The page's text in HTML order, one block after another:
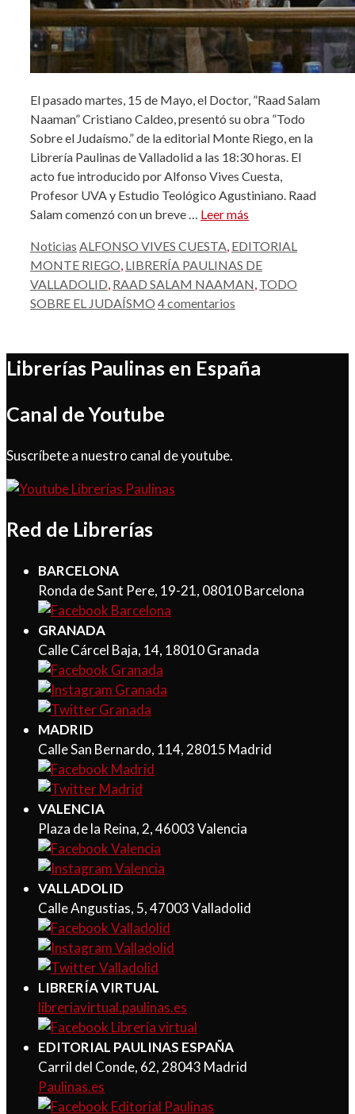
El pasado martes, 15 de Mayo, el Doctor, ”Raad Salam
Naaman” Cristiano Caldeo, presentó su obra ”Todo
Sobre el Judaísmo.” de la editorial Monte Riego, en la
Librería Paulinas de Valladolid a las 18:30 horas. El
acto fue introducido por Alfonso Vives Cuesta,
Profesor UVA y Estudio Teológico Agustiniano. Raad
Salam comenzó con un breve … Leer más
Categorías
Noticias Etiquetas
ALFONSO VIVES CUESTA, EDITORIAL
MONTE RIEGO, LIBRERÍA PAULINAS DE
VALLADOLID, RAAD SALAM NAAMAN, TODO
SOBRE EL JUDAÍSMO 4 comentarios
Librerías Paulinas en España
Canal de Youtube
Suscríbete a nuestro canal de youtube.
Red de Librerías
BARCELONA
Ronda de Sant Pere, 19-21, 08010 Barcelona
GRANADA
Calle Cárcel Baja, 14, 18010 Granada
MADRID
Calle San Bernardo, 114, 28015 Madrid
VALENCIA
Plaza de la Reina, 2, 46003 Valencia
VALLADOLID
Calle Angustias, 5, 47003 Valladolid
LIBRERÍA VIRTUAL
libreriavirtual.paulinas.es
EDITORIAL PAULINAS ESPAÑA
Carril del Conde, 62, 28043 Madrid
Paulinas.es